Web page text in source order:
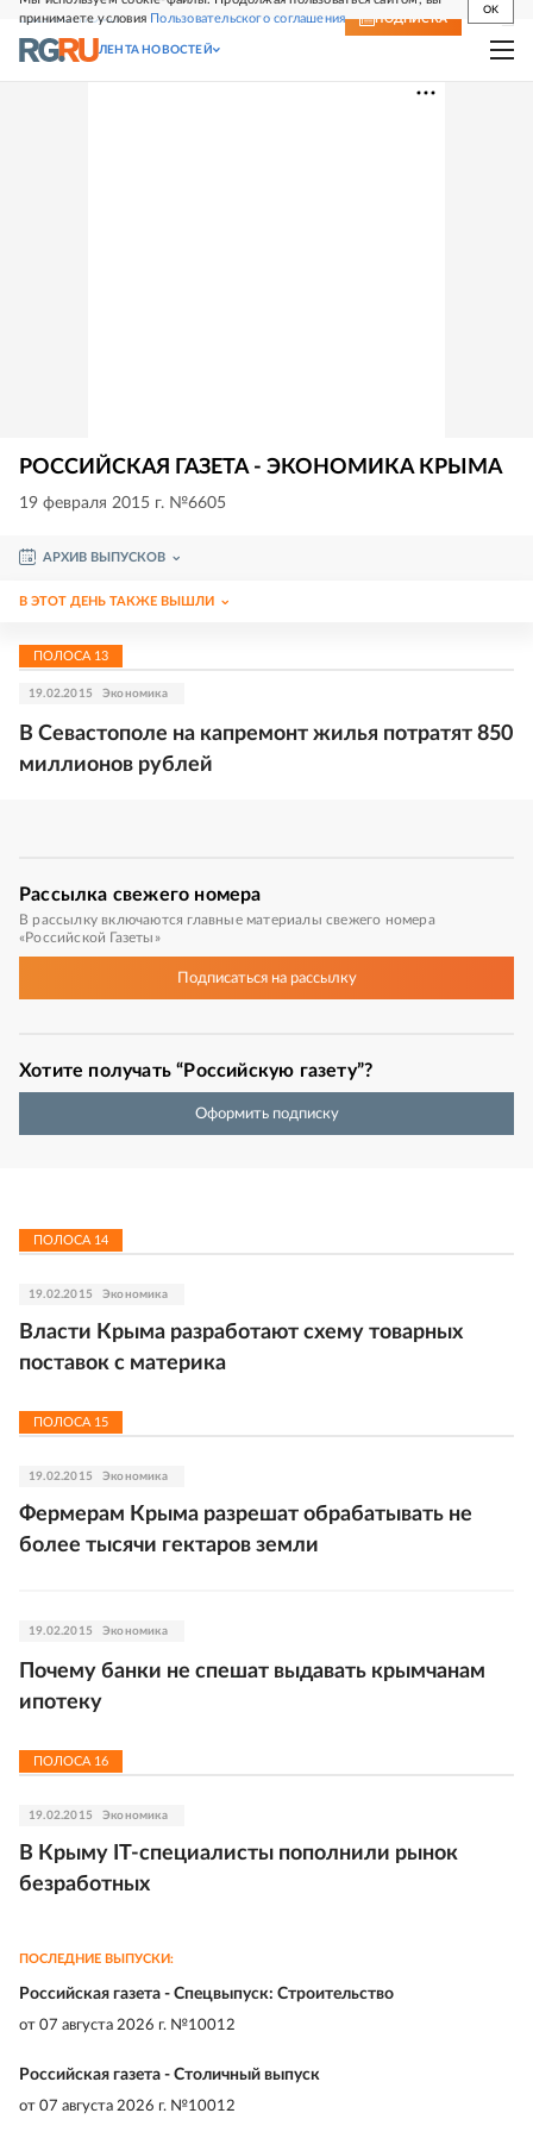
принимаете условия Пользовательского соглашения
OK
СВЕЖИЙ НОМЕР ПОДПИСКА
ЛЕНТА НОВОСТЕЙ
РОССИЙСКАЯ ГАЗЕТА - ЭКОНОМИКА КРЫМА
19 февраля 2015 г. №6605
АРХИВ ВЫПУСКОВ
В ЭТОТ ДЕНЬ ТАКЖЕ ВЫШЛИ
ПОЛОСА 13
19.02.2015 Экономика
В Севастополе на капремонт жилья потратят 850
миллионов рублей
Рассылка свежего номера
В рассылку включаются главные материалы свежего номера
«Российской Газеты»
Подписатьсяна рассылку
Хотите получать “Российскую газету”?
Оформить подписку
ПОЛОСА 14
19.02.2015 Экономика
Власти Крыма разработают схему товарных
поставок с материка
ПОЛОСА 15
19.02.2015 Экономика
Фермерам Крыма разрешат обрабатывать не
более тысячи гектаров земли
19.02.2015 Экономика
Почему банки не спешат выдавать крымчанам
ипотеку
ПОЛОСА 16
19.02.2015 Экономика
В Крыму IT-специалисты пополнили рынок
безработных
ПОСЛЕДНИЕ ВЫПУСКИ:
Российская газета - Спецвыпуск: Строительство
от 07 августа 2026 г. №10012
Российская газета - Столичный выпуск
от 07 августа 2026 г. №10012